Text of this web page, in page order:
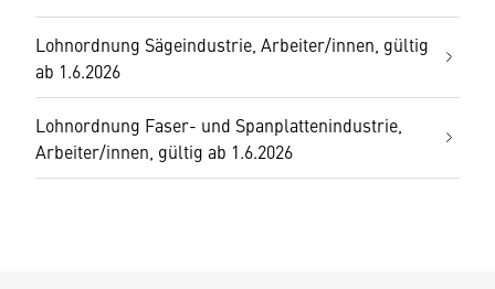
Lohnordnung Sägeindustrie, Arbeiter/innen, gültig
ab 1.6.2026
Lohnordnung Faser- und Spanplattenindustrie,
Arbeiter/innen, gültig ab 1.6.2026